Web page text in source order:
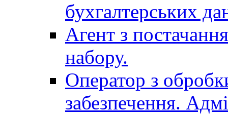
бухгалтерських
Агент з
набору.
Оператор з
забезпечення.